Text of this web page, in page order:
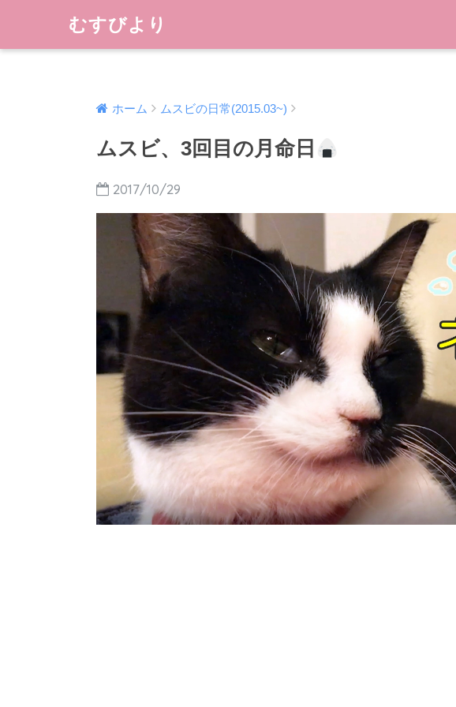
むすびより
ホーム ムスビの日常(2015.03~)
ムスビ、3回目の月命日
2017/10/29